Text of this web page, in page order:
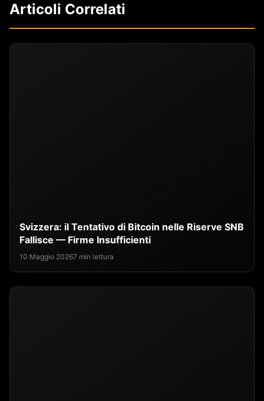
Articoli Correlati
Svizzera: il Tentativo di Bitcoin nelle Riserve SNB
Fallisce — Firme Insufficienti
10 Maggio 20267 min lettura